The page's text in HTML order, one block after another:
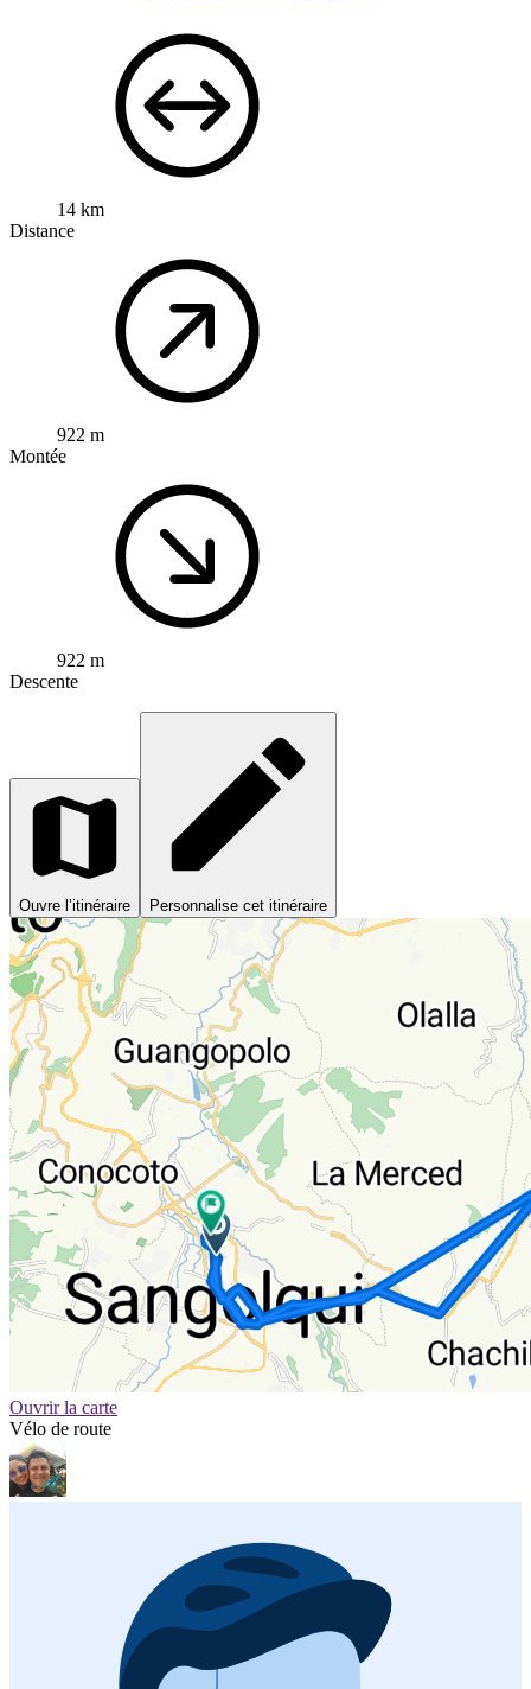
14 km
Distance
922 m
Montée
922 m
Descente
Ouvre l’itinéraire Personnalise cet itinéraire
Ouvrir la carte
Vélo de route